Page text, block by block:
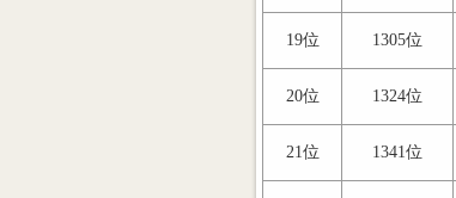
19位 1305位
20位 1324位
21位 1341位